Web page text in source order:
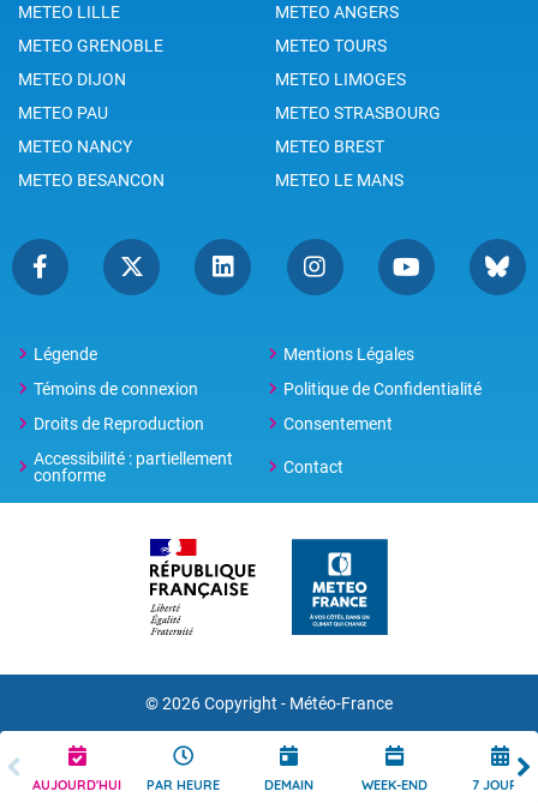
AUJOURD'HUI PAR HEURE DEMAIN WEEK-END 7 JOURS
METEO LILLE
METEO ANGERS
METEO GRENOBLE
METEO TOURS
METEO DIJON
METEO LIMOGES
METEO PAU
METEO STRASBOURG
METEO NANCY
METEO BREST
METEO BESANCON
METEO LE MANS
Légende
Mentions Légales
Témoins de connexion
Politique de Confidentialité
Droits de Reproduction
Consentement
Accessibilité : partiellement
conforme
Contact
© 2026 Copyright - Météo-France